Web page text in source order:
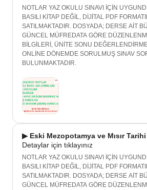
NOTLAR YAZ OKULU SINAVI İÇİN
BASILI KİTAP DEĞİL, DİJİTAL PDF
SATILMAKTADIR. DOSYADA; DERSE AİT
GÜNCEL MÜFREDATA GÖRE
BİLGİLERİ, ÜNİTE SONU
ONLİNE DÖNEMDE SORULMUŞ SINAV
BULUNMAKTADIR.
▶ Eski Mezopotamya ve Mısır Tarihi
Detaylar için tıklayınız
NOTLAR YAZ OKULU SINAVI İÇİN
BASILI KİTAP DEĞİL, DİJİTAL PDF
SATILMAKTADIR. DOSYADA; DERSE AİT
GÜNCEL MÜFREDATA GÖRE